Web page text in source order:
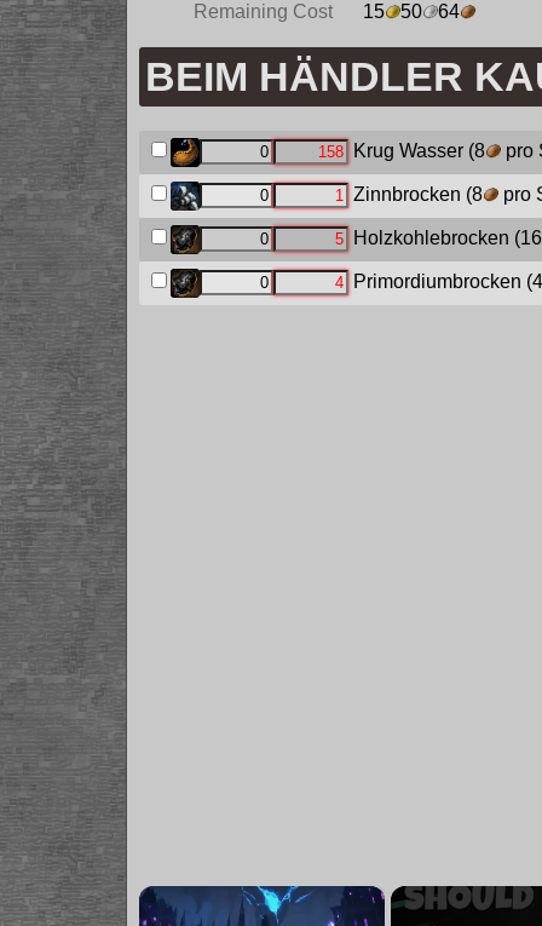
Remaining Cost 15 50 64
BEIM HÄNDLER
Krug Wasser(8 pro
Zinnbrocken (8 pro
Holzkohlebrocken (16
Primordiumbrocken
×